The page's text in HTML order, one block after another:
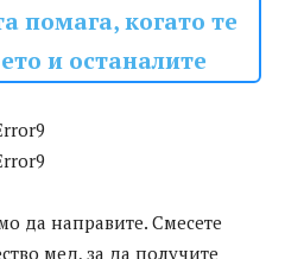
помага, когато те
и останалите
да направите. Смесете
мед, за да получите